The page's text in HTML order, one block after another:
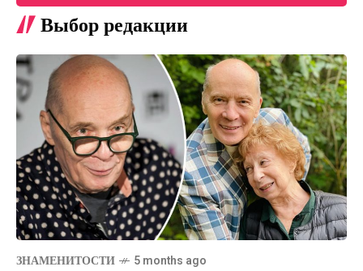
Выбор редакции
ЗНАМЕНИТОСТИ 5 months ago